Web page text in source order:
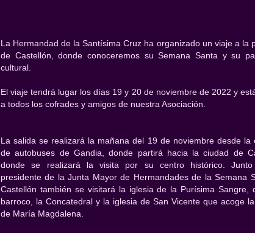
La Hermandad de la Santísima Cruz ha organizado un viaje a la
de Castellón, donde conoceremos su Semana Santa y su
cultural.
El viaje tendrá lugar los días 19 y 20 de noviembre de 2022 y
a todos los cofrades y amigos de nuestra Asociación.
La salida se realizará la mañana del 19 de noviembre desde la
de autobuses de Gandia, donde partirá hacia la ciudad de
donde se realizará la visita por su centro histórico.
presidente de la Junta Mayor de Hermandades de la Semana
Castellón también se visitará la iglesia de la Purísima Sangre,
barroco, la Concatedral y la iglesia de San Vicente que acoge
de María Magdalena.